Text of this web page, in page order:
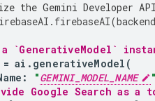
the Gemini Developer API
. firebaseAI(backend
`GenerativeModel`
= ai . generativeModel (
: "GEMINI_MODEL_NAME "
Google Search as a